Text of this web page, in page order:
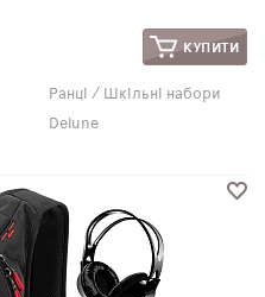
КУПИТИ
Ранці / Шкільні набори
Delune